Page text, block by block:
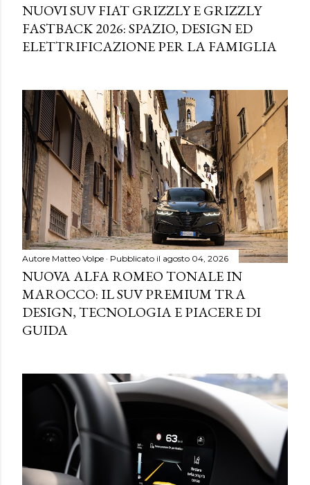
NUOVI SUV FIAT GRIZZLY E GRIZZLY
FASTBACK 2026: SPAZIO, DESIGN ED
ELETTRIFICAZIONE PER LA FAMIGLIA
Autore Matteo Volpe Pubblicato il agosto 04, 2026
NUOVA ALFA ROMEO TONALE IN
MAROCCO: IL SUV PREMIUM TRA
DESIGN, TECNOLOGIA E PIACERE DI
GUIDA